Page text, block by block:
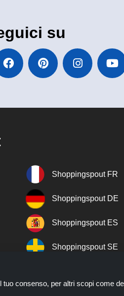
su
Shoppingspout FR
Shoppingspout DE
Shoppingspout ES
Shoppingspout SE
consenso, per altri scopi come